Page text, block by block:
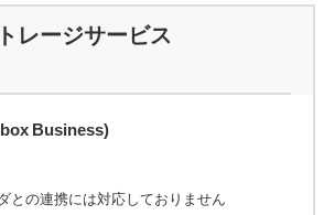
レージサービス
Business)
との連携には対応しておりません